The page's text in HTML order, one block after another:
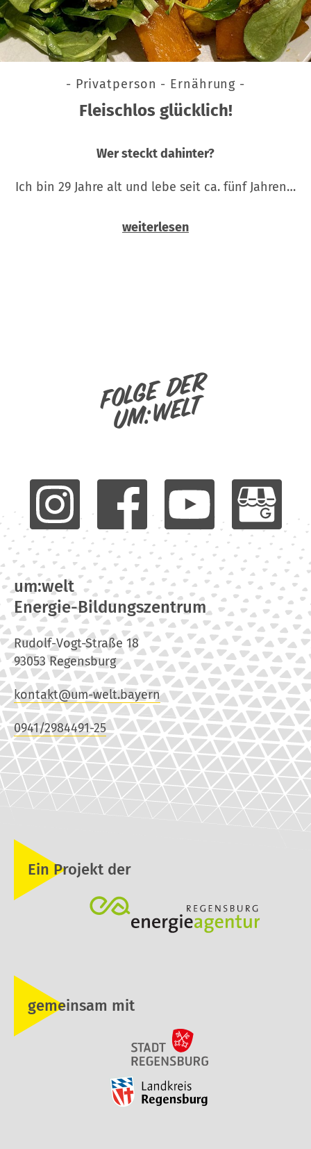
- Privatperson - Ernährung -
Fleischlos glücklich!
Wer steckt dahinter?
Ich bin 29 Jahre alt und lebe seit ca. fünf Jahren…
weiterlesen
Folge der
um:welt
um:welt
Energie-Bildungszentrum
Rudolf-Vogt-Straße 18
93053 Regensburg
kontakt@um-welt.bayern
0941/2984491-25
Ein Projekt der
gemeinsam mit